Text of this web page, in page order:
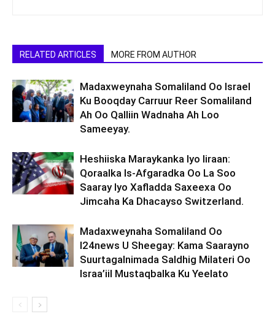
RELATED ARTICLES MORE FROM AUTHOR
Madaxweynaha Somaliland Oo Israel
Ku Booqday Carruur Reer Somaliland
Ah Oo Qalliin Wadnaha Ah Loo
Sameeyay.
Heshiiska Maraykanka Iyo Iiraan:
Qoraalka Is-Afgaradka Oo La Soo
Saaray Iyo Xafladda Saxeexa Oo
Jimcaha Ka Dhacayso Switzerland.
Madaxweynaha Somaliland Oo
I24news U Sheegay: Kama Saarayno
Suurtagalnimada Saldhig Milateri Oo
Israa’iil Mustaqbalka Ku Yeelato